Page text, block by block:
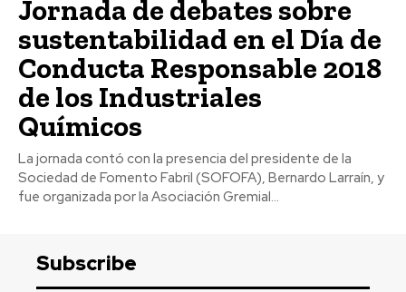
Jornada de debates sobre
sustentabilidad en el Día de
Conducta Responsable 2018
de los Industriales
Químicos
La jornada contó con la presencia del presidente de la
Sociedad de Fomento Fabril (SOFOFA), Bernardo Larraín, y
fue organizada por la Asociación Gremial...
Subscribe